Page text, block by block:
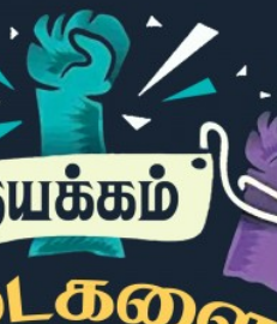
உத்வேக பொன்மொழிகள்
பொன்மொழிகள்
பொன்மொழிகள்